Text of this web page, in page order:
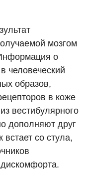
мозгом
о
человеческий
образов,
в коже
вестибулярного
дополняют друг
со стула,